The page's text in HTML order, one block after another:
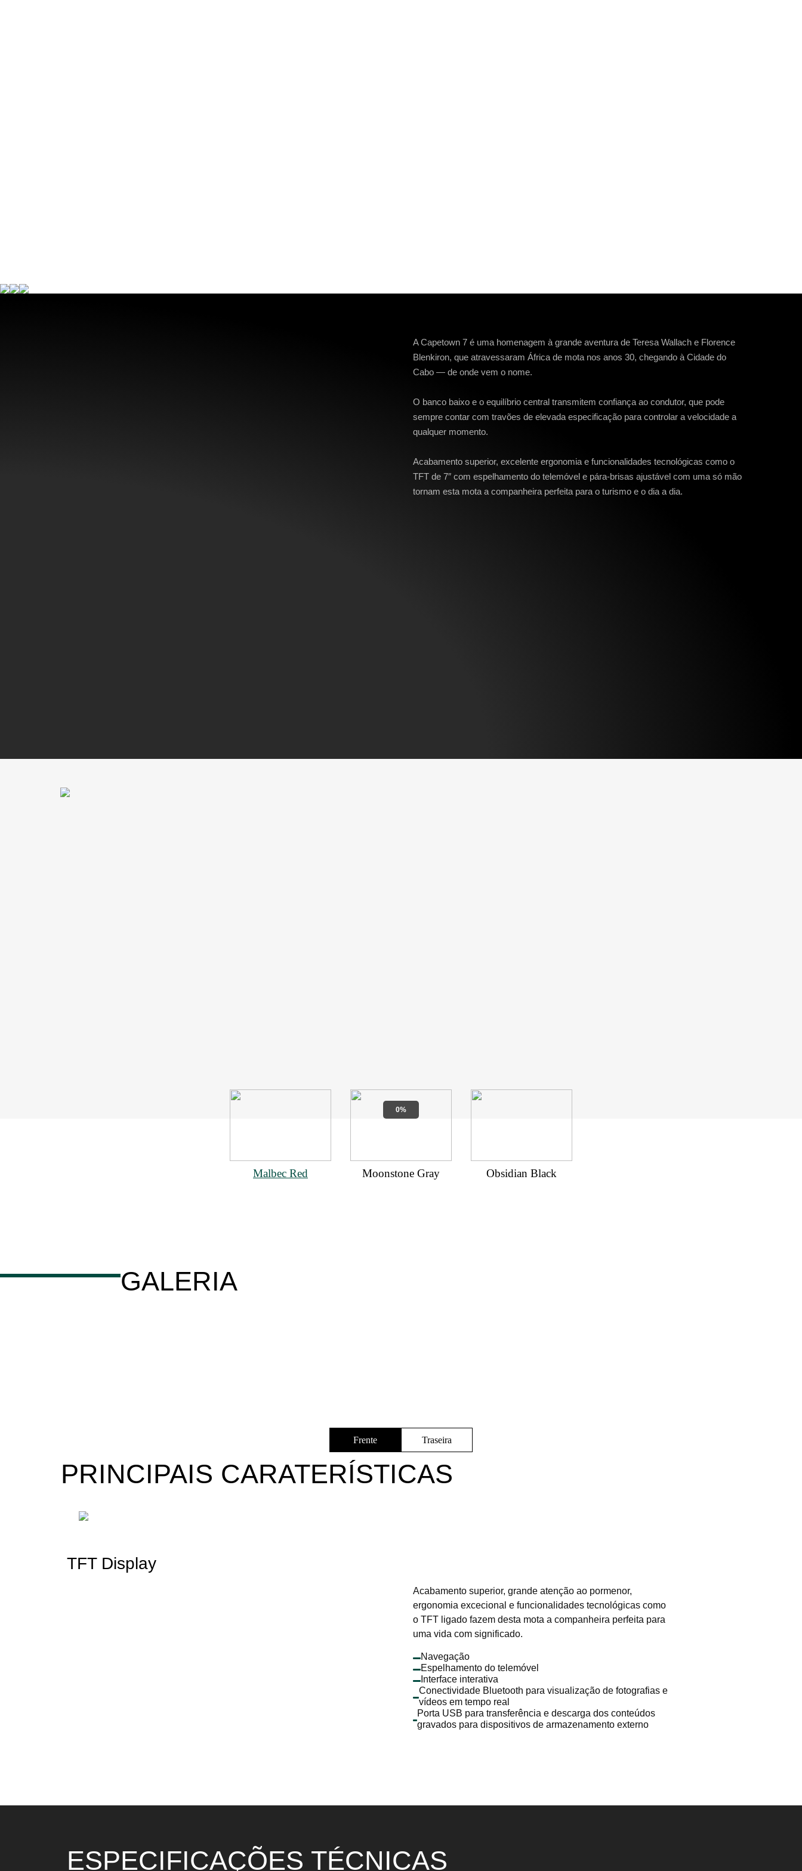
A Capetown 7 é uma homenagem à grande aventura de Teresa Wallach e Florence
Blenkiron, que atravessaram África de mota nos anos 30, chegando à Cidade do
Cabo — de onde vem o nome.
O banco baixo e o equilíbrio central transmitem confiança ao condutor, que pode
sempre contar com travões de elevada especificação para controlar a velocidade a
qualquer momento.
Acabamento superior, excelente ergonomia e funcionalidades tecnológicas como o
TFT de 7″ com espelhamento do telemóvel e pára-brisas ajustável com uma só mão
tornam esta mota a companheira perfeita para o turismo e o dia a dia.
0%
Malbec Red Moonstone Gray Obsidian Black
GALERIA
PRINCIPAIS CARATERÍSTICAS
Frente Traseira
TFT Display
Acabamento superior, grande atenção ao pormenor,
ergonomia excecional e funcionalidades tecnológicas como
o TFT ligado fazem desta mota a companheira perfeita para
uma vida com significado.
Navegação
Espelhamento do telemóvel
Interface interativa
Conectividade Bluetooth para visualização de fotografias e
vídeos em tempo real
Porta USB para transferência e descarga dos conteúdos
gravados para dispositivos de armazenamento externo
ESPECIFICAÇÕES TÉCNICAS